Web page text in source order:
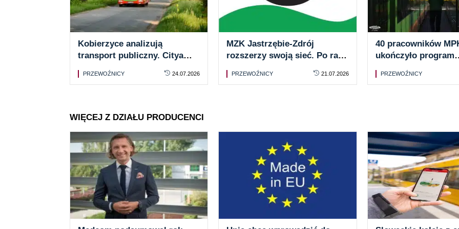
Kobierzyce analizują
transport publiczny. Citya
PRZEWOŹNICY 24.07.2026
MZK Jastrzębie-Zdrój
rozszerzy swoją sieć. Po raz
PRZEWOŹNICY 21.07.2026
40 pracowników
ukończyło program
etap
PRZEWOŹNICY
WIĘCEJ Z DZIAŁU PRODUCENCI